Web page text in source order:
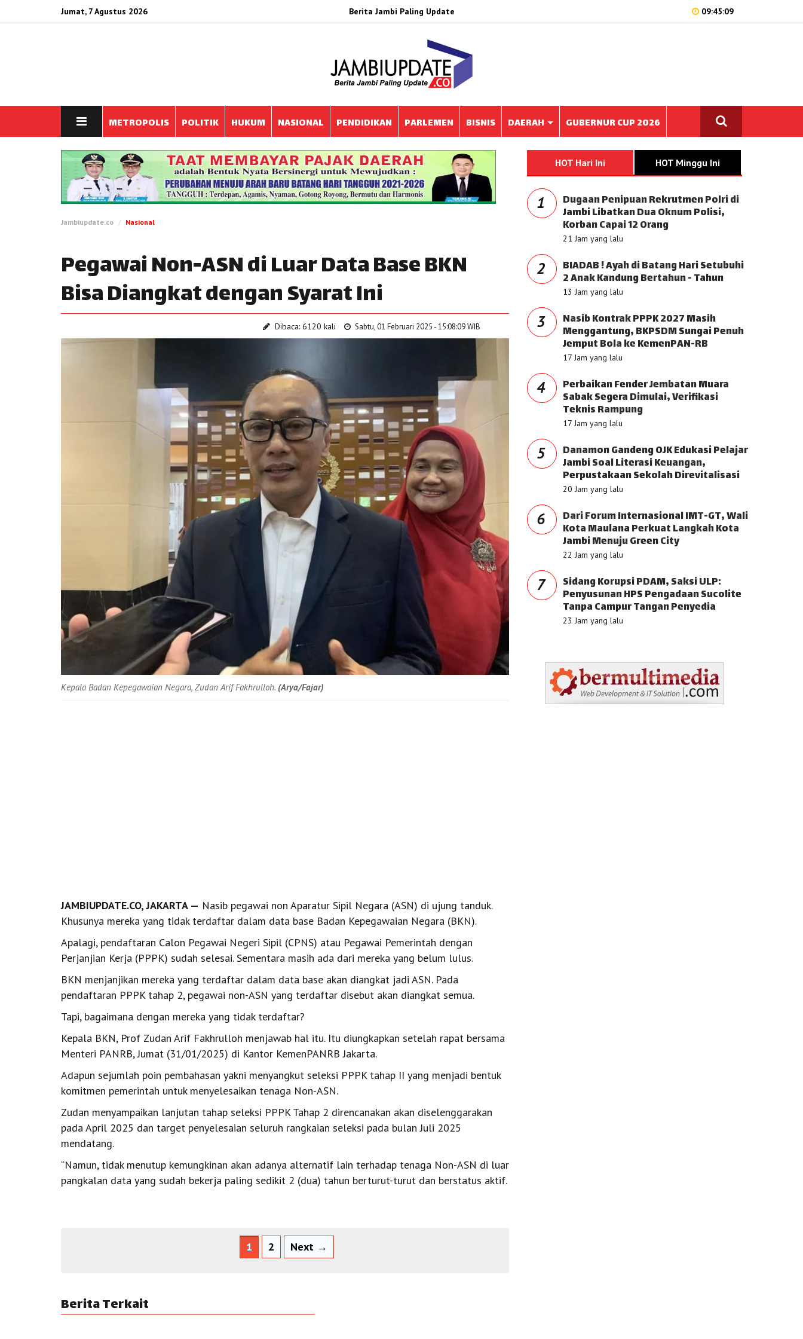
Jumat, 7 Agustus 2026 Berita Jambi Paling Update 09:45:09
METROPOLIS POLITIK HUKUM NASIONAL PENDIDIKAN PARLEMEN BISNIS DAERAH GUBERNUR CUP 2026
Jambiupdate.co Nasional
Pegawai Non-ASN di Luar Data Base BKN
Bisa Diangkat dengan Syarat Ini
Dibaca: 6120 kali Sabtu, 01 Februari 2025 - 15:08:09 WIB
Kepala Badan Kepegawaian Negara, Zudan Arif Fakhrulloh. (Arya/Fajar)
JAMBIUPDATE.CO, JAKARTA — Nasib pegawai non Aparatur Sipil Negara (ASN) di ujung tanduk.
Khusunya mereka yang tidak terdaftar dalam data base Badan Kepegawaian Negara (BKN).
Apalagi, pendaftaran Calon Pegawai Negeri Sipil (CPNS) atau Pegawai Pemerintah dengan
Perjanjian Kerja (PPPK) sudah selesai. Sementara masih ada dari mereka yang belum lulus.
BKN menjanjikan mereka yang terdaftar dalam data base akan diangkat jadi ASN. Pada
pendaftaran PPPK tahap 2, pegawai non-ASN yang terdaftar disebut akan diangkat semua.
Tapi, bagaimana dengan mereka yang tidak terdaftar?
Kepala BKN, Prof Zudan Arif Fakhrulloh menjawab hal itu. Itu diungkapkan setelah rapat bersama
Menteri PANRB, Jumat (31/01/2025) di Kantor KemenPANRB Jakarta.
Adapun sejumlah poin pembahasan yakni menyangkut seleksi PPPK tahap II yang menjadi bentuk
komitmen pemerintah untuk menyelesaikan tenaga Non-ASN.
Zudan menyampaikan lanjutan tahap seleksi PPPK Tahap 2 direncanakan akan diselenggarakan
pada April 2025 dan target penyelesaian seluruh rangkaian seleksi pada bulan Juli 2025
mendatang.
“Namun, tidak menutup kemungkinan akan adanya alternatif lain terhadap tenaga Non-ASN di luar
pangkalan data yang sudah bekerja paling sedikit 2 (dua) tahun berturut-turut dan berstatus aktif.
1 2 Next →
Berita Terkait
HOT Hari Ini HOT Minggu Ini
1 Dugaan Penipuan Rekrutmen Polri di
Jambi Libatkan Dua Oknum Polisi,
Korban Capai 12 Orang
21 Jam yang lalu
2 BIADAB ! Ayah di Batang Hari Setubuhi
2 Anak Kandung Bertahun - Tahun
13 Jam yang lalu
3 Nasib Kontrak PPPK 2027 Masih
Menggantung, BKPSDM Sungai Penuh
Jemput Bola ke KemenPAN-RB
17 Jam yang lalu
4 Perbaikan Fender Jembatan Muara
Sabak Segera Dimulai, Verifikasi
Teknis Rampung
17 Jam yang lalu
5 Danamon Gandeng OJK Edukasi Pelajar
Jambi Soal Literasi Keuangan,
Perpustakaan Sekolah Direvitalisasi
20 Jam yang lalu
6 Dari Forum Internasional IMT-GT, Wali
Kota Maulana Perkuat Langkah Kota
Jambi Menuju Green City
22 Jam yang lalu
7 Sidang Korupsi PDAM, Saksi ULP:
Penyusunan HPS Pengadaan Sucolite
Tanpa Campur Tangan Penyedia
23 Jam yang lalu